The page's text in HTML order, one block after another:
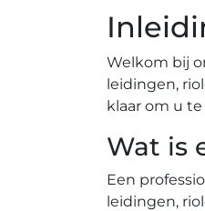
Welkom bij
leidingen,
klaar om u
Wat is
Een
leidingen,